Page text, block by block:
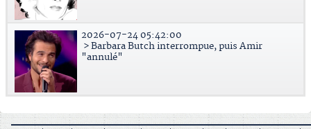
2026-07-24 05:42:00
> Barbara Butch interrompue, puis Amir
"annulé"